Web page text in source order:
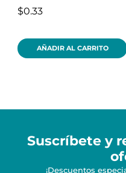
$0.33
AÑADIR AL CARRITO
Suscríbete y
¡Descuentos